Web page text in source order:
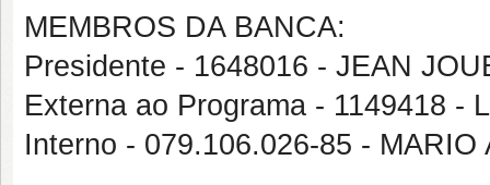
MEMBROS DA BANCA:
Presidente - 1648016 - JEAN
Externa ao Programa - 1149418 -
Interno - 079.106.026-85 -